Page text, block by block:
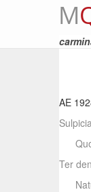
M
AE
Ter